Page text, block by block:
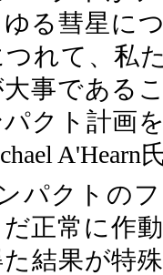
る彗星に
れて、私
事である
クト計画
A'Hearn
パクトの
正常に作
結果が特